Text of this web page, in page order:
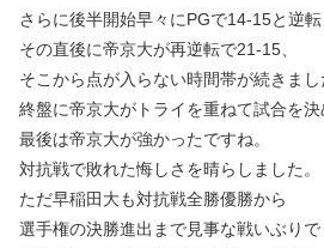
さらに後半開始早々にPGで14-15と逆転
その直後に帝京大が再逆転で21-15、
そこから点が入らない時間帯が続きまし
終盤に帝京大がトライを重ねて試合を決
最後は帝京大が強かったですね。
対抗戦で敗れた悔しさを晴らしました。
ただ早稲田大も対抗戦全勝優勝から
選手権の決勝進出まで見事な戦いぶりで